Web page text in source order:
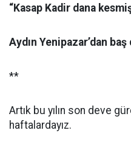
“Kasap Kadir dana
Aydın Yenipazar’dan baş
**
Artık bu yılın son deve
haftalardayız.